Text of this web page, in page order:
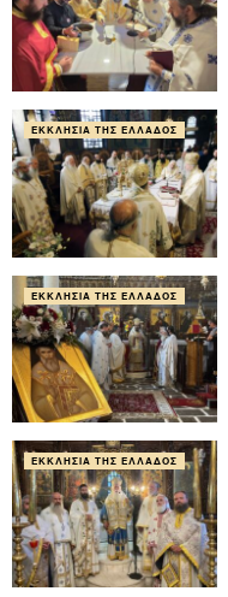
ΕΚΚΛΗΣΊΑ ΤΗΣ ΕΛΛΆΔΟΣ
ΕΚΚΛΗΣΊΑ ΤΗΣ ΕΛΛΆΔΟΣ
ΕΚΚΛΗΣΊΑ ΤΗΣ ΕΛΛΆΔΟΣ